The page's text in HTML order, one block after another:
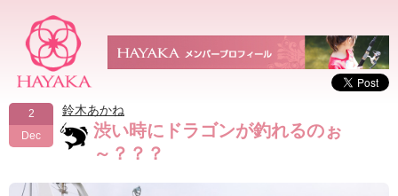
2
Dec
鈴木あかね
渋い時にドラゴンが釣れるのぉ
～？？？